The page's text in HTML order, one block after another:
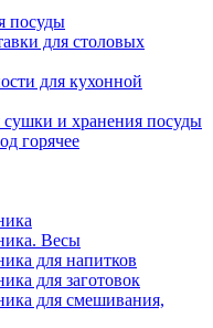
посуды
для столовых
для кухонной
и хранения посуды
горячее
Весы
для напитков
для заготовок
для смешивания,